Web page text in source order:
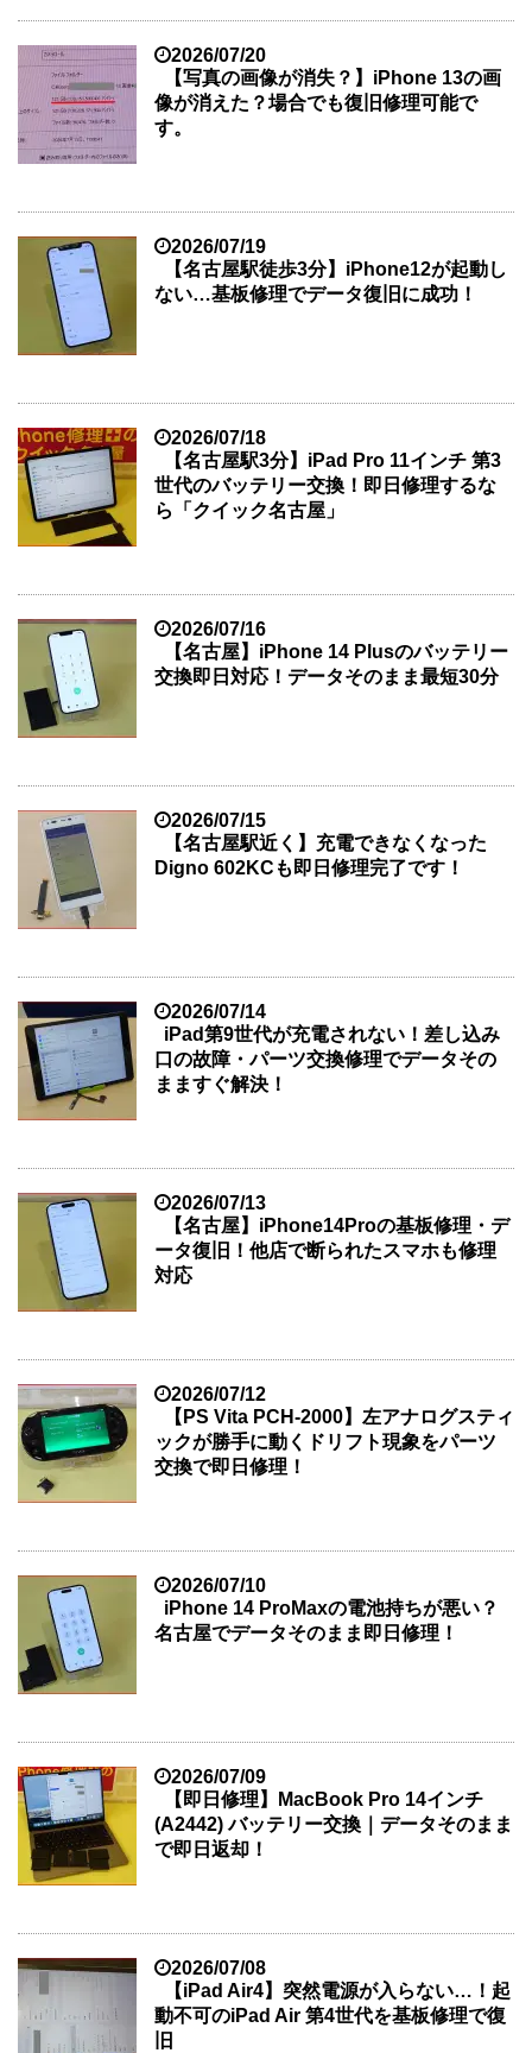
2026/07/20
【写真の画像が消失？】iPhone 13の画
像が消えた？場合でも復旧修理可能で
す。
2026/07/19
【名古屋駅徒歩3分】iPhone12が起動し
ない…基板修理でデータ復旧に成功！
2026/07/18
【名古屋駅3分】iPad Pro 11インチ 第3
世代のバッテリー交換！即日修理するな
ら「クイック名古屋」
2026/07/16
【名古屋】iPhone 14 Plusのバッテリー
交換即日対応！データそのまま最短30分
2026/07/15
【名古屋駅近く】充電できなくなった
Digno 602KCも即日修理完了です！
2026/07/14
iPad第9世代が充電されない！差し込み
口の故障・パーツ交換修理でデータその
まますぐ解決！
2026/07/13
【名古屋】iPhone14Proの基板修理・デ
ータ復旧！他店で断られたスマホも修理
対応
2026/07/12
【PS Vita PCH-2000】左アナログスティ
ックが勝手に動くドリフト現象をパーツ
交換で即日修理！
2026/07/10
iPhone 14 ProMaxの電池持ちが悪い？
名古屋でデータそのまま即日修理！
2026/07/09
【即日修理】MacBook Pro 14インチ
(A2442) バッテリー交換｜データそのまま
で即日返却！
2026/07/08
【iPad Air4】突然電源が入らない…！起
動不可のiPad Air 第4世代を基板修理で復
旧